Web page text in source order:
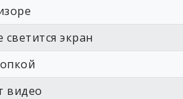
экран
видео